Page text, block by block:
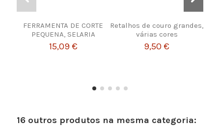
FERRAMENTA DE CORTE
PEQUENA, SELARIA
15,09 €
Retalhos de couro grandes,
várias cores
9,50 €
16 outros produtos na mesma categoria: